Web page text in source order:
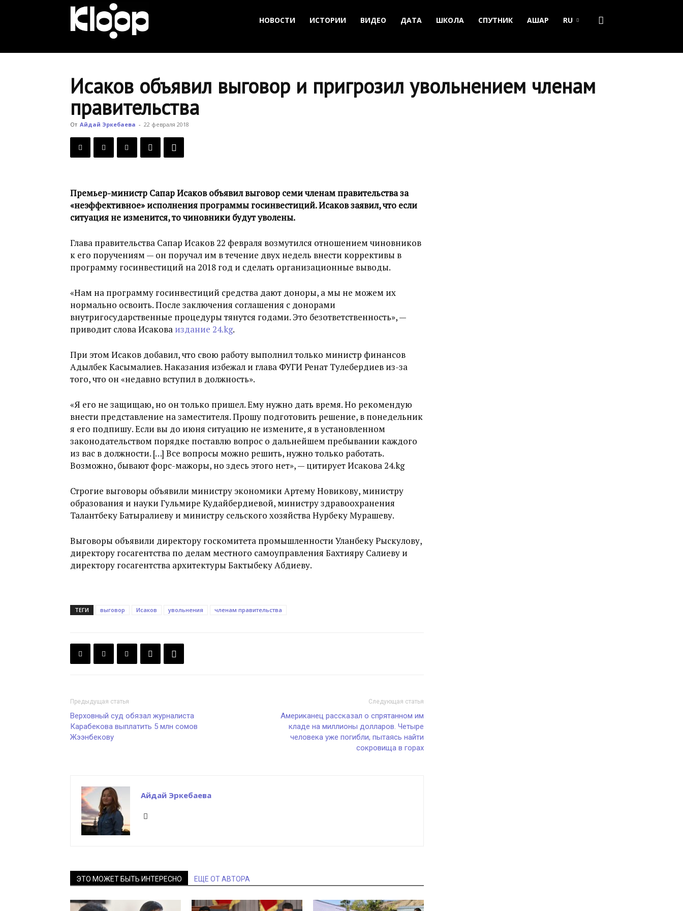
Новости
Кыргызстана
НОВОСТИ ИСТОРИИ ВИДЕО ДАТА ШКОЛА СПУТНИК АШАР RU
Исаков объявил выговор и пригрозил увольнением членам
правительства
От Айдай Эркебаева - 22 февраля 2018
Премьер-министр Сапар Исаков объявил выговор семи членам правительства за
«неэффективное» исполнения программы госинвестиций. Исаков заявил, что если
ситуация не изменится, то чиновники будут уволены.
Глава правительства Сапар Исаков 22 февраля возмутился отношением чиновников
к его поручениям — он поручал им в течение двух недель внести коррективы в
программу госинвестиций на 2018 год и сделать организационные выводы.
«Нам на программу госинвестиций средства дают доноры, а мы не можем их
нормально освоить. После заключения соглашения с донорами
внутригосударственные процедуры тянутся годами. Это безответственность», —
приводит слова Исакова издание 24.kg.
При этом Исаков добавил, что свою работу выполнил только министр финансов
Адылбек Касымалиев. Наказания избежал и глава ФУГИ Ренат Тулебердиев из-за
того, что он «недавно вступил в должность».
«Я его не защищаю, но он только пришел. Ему нужно дать время. Но рекомендую
внести представление на заместителя. Прошу подготовить решение, в понедельник
я его подпишу. Если вы до июня ситуацию не измените, я в установленном
законодательством порядке поставлю вопрос о дальнейшем пребывании каждого
из вас в должности. […] Все вопросы можно решить, нужно только работать.
Возможно, бывают форс-мажоры, но здесь этого нет», — цитирует Исакова 24.kg
Строгие выговоры объявили министру экономики Артему Новикову, министру
образования и науки Гульмире Кудайбердиевой, министру здравоохранения
Талантбеку Батыралиеву и министру сельского хозяйства Нурбеку Мурашеву.
Выговоры объявили директору госкомитета промышленности Уланбеку Рыскулову,
директору госагентства по делам местного самоуправления Бахтияру Салиеву и
директору госагентства архитектуры Бактыбеку Абдиеву.
ТЕГИ выговор Исаков увольнения членам правительства
Предыдущая статья
Верховный суд обязал журналиста
Карабекова выплатить 5 млн сомов
Жээнбекову
Следующая статья
Американец рассказал о спрятанном им
кладе на миллионы долларов. Четыре
человека уже погибли, пытаясь найти
сокровища в горах
Айдай Эркебаева
ЭТО МОЖЕТ БЫТЬ ИНТЕРЕСНО ЕЩЕ ОТ АВТОРА